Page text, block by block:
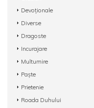
Devoționale
Diverse
Dragoste
Incurajare
Multumire
Paște
Prietenie
Roada Duhului